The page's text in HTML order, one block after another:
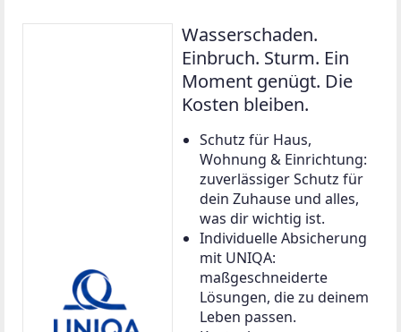
Wasserschaden.
Einbruch. Sturm. Ein
Moment genügt. Die
Kosten bleiben.
Schutz für Haus,
Wohnung & Einrichtung:
zuverlässiger Schutz für
dein Zuhause und alles,
was dir wichtig ist.
Individuelle Absicherung
mit UNIQA:
maßgeschneiderte
Lösungen, die zu deinem
Leben passen.